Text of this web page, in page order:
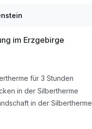
im Erzgebirge
für 3 Stunden
in der Silbertherme
in der Silbertherme